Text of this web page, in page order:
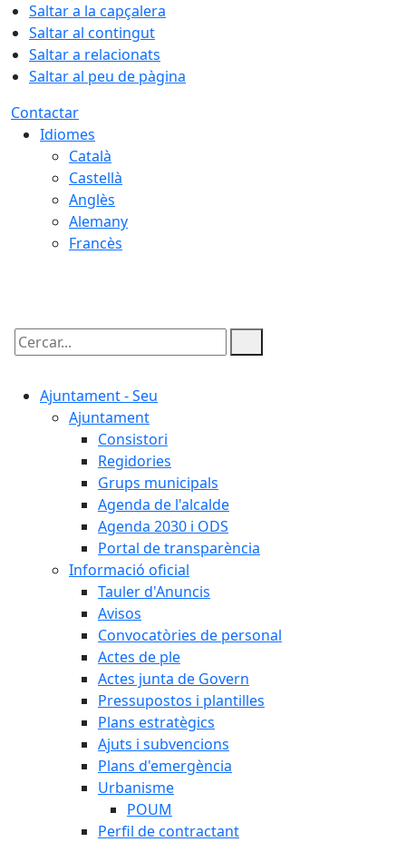
Saltar a la capçalera
Saltar al contingut
Saltar a relacionats
Saltar al peu de pàgina
Contactar
Idiomes
Català
Castellà
Anglès
Alemany
Francès
Cercar:
Ajuntament - Seu
Ajuntament
Consistori
Regidories
Grups municipals
Agenda de l'alcalde
Agenda 2030 i ODS
Portal de transparència
Informació oficial
Tauler d'Anuncis
Avisos
Convocatòries de personal
Actes de ple
Actes junta de Govern
Pressupostos i plantilles
Plans estratègics
Ajuts i subvencions
Plans d'emergència
Urbanisme
POUM
Perfil de contractant